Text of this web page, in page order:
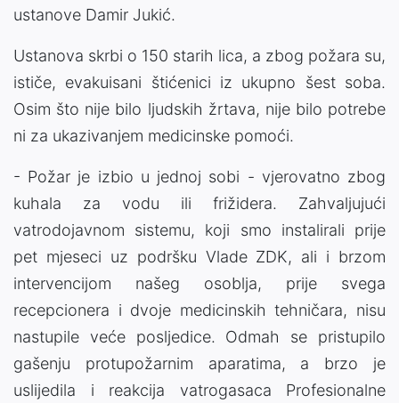
ustanove Damir Jukić.
Ustanova skrbi o 150 starih lica, a zbog požara su,
ističe, evakuisani štićenici iz ukupno šest soba.
Osim što nije bilo ljudskih žrtava, nije bilo potrebe
ni za ukazivanjem medicinske pomoći.
- Požar je izbio u jednoj sobi - vjerovatno zbog
kuhala za vodu ili frižidera. Zahvaljujući
vatrodojavnom sistemu, koji smo instalirali prije
pet mjeseci uz podršku Vlade ZDK, ali i brzom
intervencijom našeg osoblja, prije svega
recepcionera i dvoje medicinskih tehničara, nisu
nastupile veće posljedice. Odmah se pristupilo
gašenju protupožarnim aparatima, a brzo je
uslijedila i reakcija vatrogasaca Profesionalne